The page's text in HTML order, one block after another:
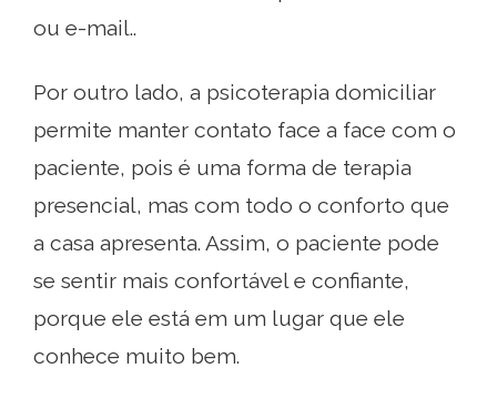
ou e-mail..
Por outro lado, a psicoterapia domiciliar
permite manter contato face a face com o
paciente, pois é uma forma de terapia
presencial, mas com todo o conforto que
a casa apresenta. Assim, o paciente pode
se sentir mais confortável e confiante,
porque ele está em um lugar que ele
conhece muito bem.